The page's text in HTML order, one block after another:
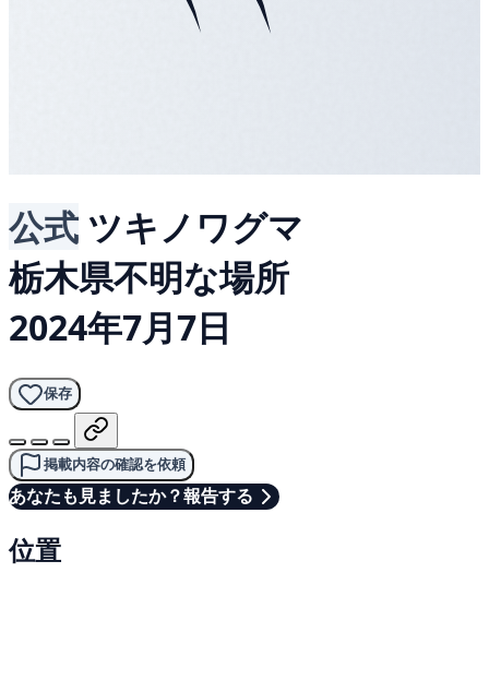
公式 ツキノワグマ
栃木県不明な場所
2024年7月7日
保存
掲載内容の確認を依頼
あなたも見ましたか？報告する
位置